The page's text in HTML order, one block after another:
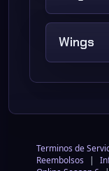
Wings
Terminos de
Reembolsos
|